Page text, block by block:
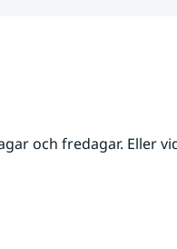
och fredagar. Eller